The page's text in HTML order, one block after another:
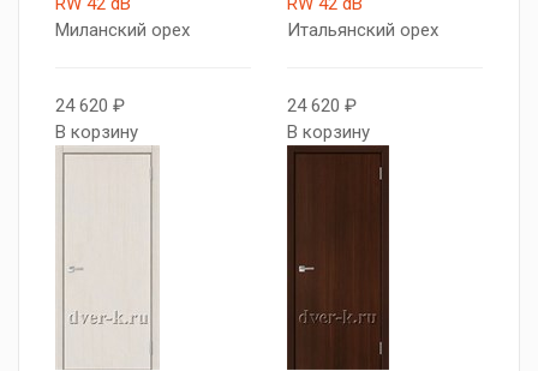
Миланский орех
24 620 ₽
В корзину
Итальянский орех
24 620 ₽
В корзину